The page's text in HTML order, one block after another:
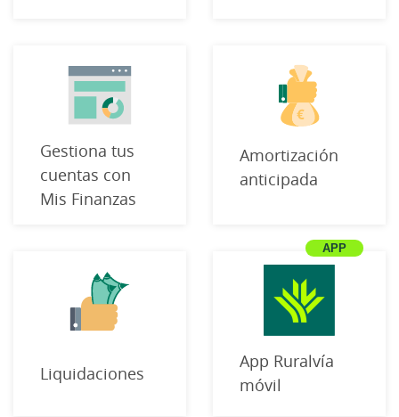
Gestiona tus
cuentas con
Mis Finanzas
Amortización
anticipada
Liquidaciones
App Ruralvía
móvil